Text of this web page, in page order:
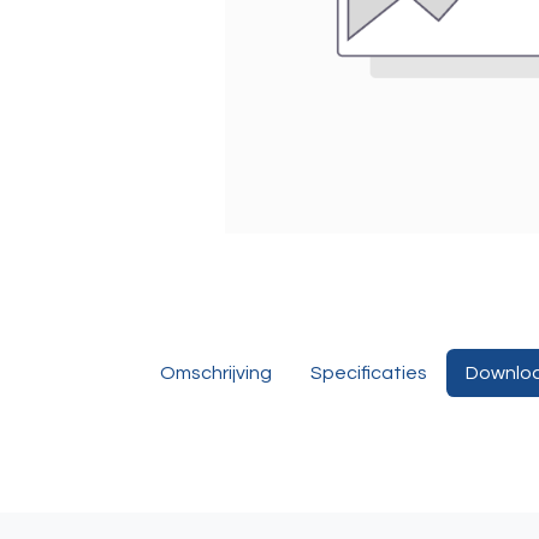
Omschrijving Specificaties